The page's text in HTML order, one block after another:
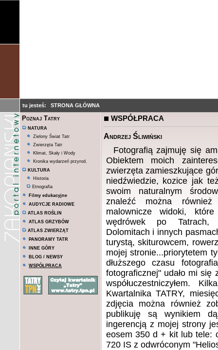
tu jesteś: STRONA GŁÓWNA
Poznaj Tatry
NATURA
Zielony Świat Tatr
Zwierzęta Tatr
Klimat, Skały i Wody
Kronika wydarzeń przyrod.
KULTURA
Historia
Etnografia
Filmy edukacyjne
AUDYCJE RADIOWE
ATLAS ROŚLIN
ATLAS GRZYBÓW
ATLAS ZWIERZĄT
PANORAMY TATR
INNE GÓRY
BLOG / NEWSY
WSPÓŁPRACA
WSPÓŁPRACA
Andrzej Śliwiński
Fotografią zajmuję się
Obiektem moich
zwierzęta zamieszkujące
niedźwiedzie, kozice jak
swoim naturalnym
znaleźć można
malownicze widoki,
wędrówek po Tatrach,
Dolomitach i innych
turystą, skiturowcem,
mojej stronie...priorytetem
dłuższego czasu
fotograficznej" udało mi się
współuczestniczyłem.
Kwartalnika TATRY,
zdjęcia można również
publikuję są wynikiem
ingerencją z mojej strony
eosem 350 d + kit lub tele:
720 IS z odwróconym